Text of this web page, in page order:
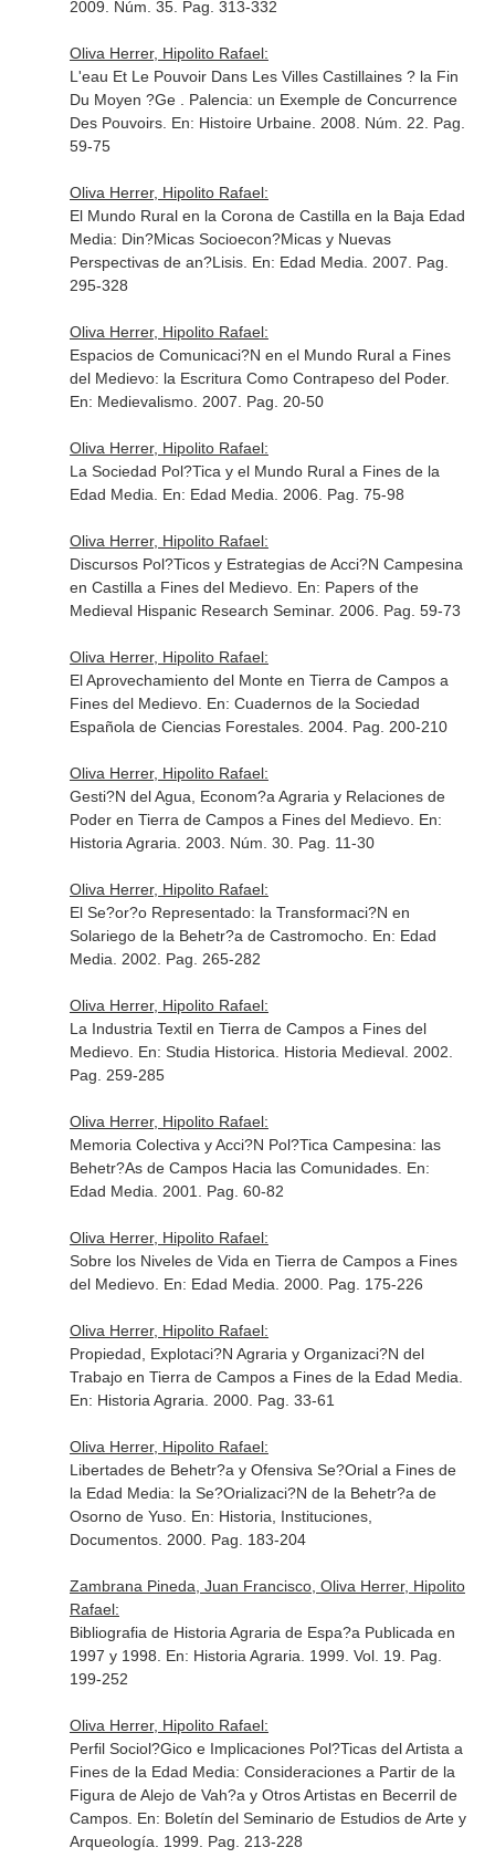
2009. Núm. 35. Pag. 313-332
Oliva Herrer, Hipolito Rafael:
L'eau Et Le Pouvoir Dans Les Villes Castillaines ? la Fin
Du Moyen ?Ge . Palencia: un Exemple de Concurrence
Des Pouvoirs. En: Histoire Urbaine. 2008. Núm. 22. Pag.
59-75
Oliva Herrer, Hipolito Rafael:
El Mundo Rural en la Corona de Castilla en la Baja Edad
Media: Din?Micas Socioecon?Micas y Nuevas
Perspectivas de an?Lisis. En: Edad Media . 2007. Pag.
295-328
Oliva Herrer, Hipolito Rafael:
Espacios de Comunicaci?N en el Mundo Rural a Fines
del Medievo: la Escritura Como Contrapeso del Poder.
En: Medievalismo. 2007. Pag. 20-50
Oliva Herrer, Hipolito Rafael:
La Sociedad Pol?Tica y el Mundo Rural a Fines de la
Edad Media. En: Edad Media . 2006. Pag. 75-98
Oliva Herrer, Hipolito Rafael:
Discursos Pol?Ticos y Estrategias de Acci?N Campesina
en Castilla a Fines del Medievo. En: Papers of the
Medieval Hispanic Research Seminar. 2006. Pag. 59-73
Oliva Herrer, Hipolito Rafael:
El Aprovechamiento del Monte en Tierra de Campos a
Fines del Medievo. En: Cuadernos de la Sociedad
Española de Ciencias Forestales. 2004. Pag. 200-210
Oliva Herrer, Hipolito Rafael:
Gesti?N del Agua, Econom?a Agraria y Relaciones de
Poder en Tierra de Campos a Fines del Medievo. En:
Historia Agraria . 2003. Núm. 30. Pag. 11-30
Oliva Herrer, Hipolito Rafael:
El Se?or?o Representado: la Transformaci?N en
Solariego de la Behetr?a de Castromocho. En: Edad
Media . 2002. Pag. 265-282
Oliva Herrer, Hipolito Rafael:
La Industria Textil en Tierra de Campos a Fines del
Medievo. En: Studia Historica. Historia Medieval. 2002.
Pag. 259-285
Oliva Herrer, Hipolito Rafael:
Memoria Colectiva y Acci?N Pol?Tica Campesina: las
Behetr?As de Campos Hacia las Comunidades. En:
Edad Media . 2001. Pag. 60-82
Oliva Herrer, Hipolito Rafael:
Sobre los Niveles de Vida en Tierra de Campos a Fines
del Medievo. En: Edad Media . 2000. Pag. 175-226
Oliva Herrer, Hipolito Rafael:
Propiedad, Explotaci?N Agraria y Organizaci?N del
Trabajo en Tierra de Campos a Fines de la Edad Media.
En: Historia Agraria . 2000. Pag. 33-61
Oliva Herrer, Hipolito Rafael:
Libertades de Behetr?a y Ofensiva Se?Orial a Fines de
la Edad Media: la Se?Orializaci?N de la Behetr?a de
Osorno de Yuso. En: Historia, Instituciones,
Documentos. 2000. Pag. 183-204
Zambrana Pineda, Juan Francisco, Oliva Herrer, Hipolito
Rafael:
Bibliografia de Historia Agraria de Espa?a Publicada en
1997 y 1998. En: Historia Agraria . 1999. Vol. 19. Pag.
199-252
Oliva Herrer, Hipolito Rafael:
Perfil Sociol?Gico e Implicaciones Pol?Ticas del Artista a
Fines de la Edad Media: Consideraciones a Partir de la
Figura de Alejo de Vah?a y Otros Artistas en Becerril de
Campos. En: Boletín del Seminario de Estudios de Arte y
Arqueología . 1999. Pag. 213-228